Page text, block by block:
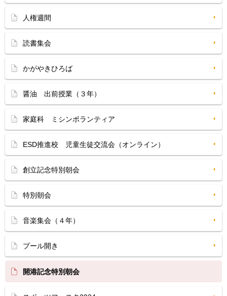
人権週間
読書集会
かがやきひろば
醤油 出前授業（３年）
家庭科 ミシンボランティア
ESD推進校 児童生徒交流会（オンライン）
創立記念特別朝会
特別朝会
音楽集会（４年）
プール開き
開港記念特別朝会